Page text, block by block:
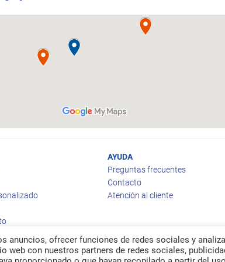
AYUDA
Preguntas frecuentes
Contacto
Atención al cliente
anuncios, ofrecer funciones de redes sociales y
con nuestros partners de redes sociales,